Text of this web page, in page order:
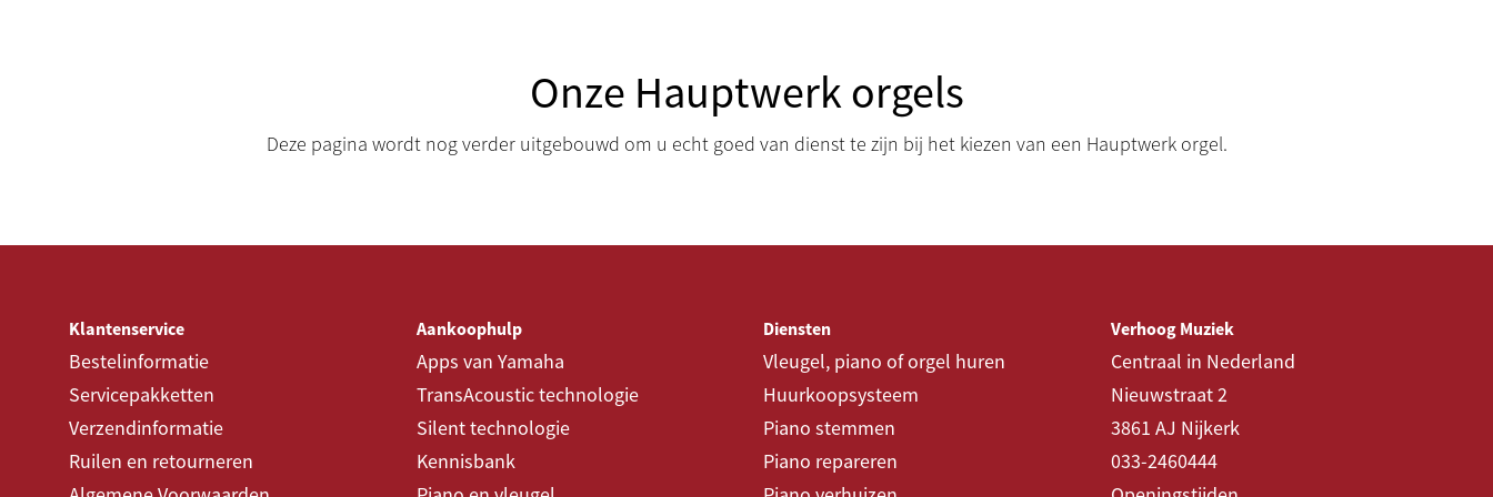
Onze Hauptwerk orgels
Deze pagina wordt nog verder uitgebouwd om u echt goed van dienst te zijn bij het kiezen van een Hauptwerk orgel.
Klantenservice
Bestelinformatie
Servicepakketten
Verzendinformatie
Ruilen en retourneren
Aankoophulp
Apps van Yamaha
TransAcoustic technologie
Silent technologie
Kennisbank
Diensten
Vleugel, piano of orgel huren
Huurkoopsysteem
Piano stemmen
Piano repareren
Verhoog Muziek
Centraal in Nederland
Nieuwstraat 2
3861 AJ Nijkerk
033-2460444